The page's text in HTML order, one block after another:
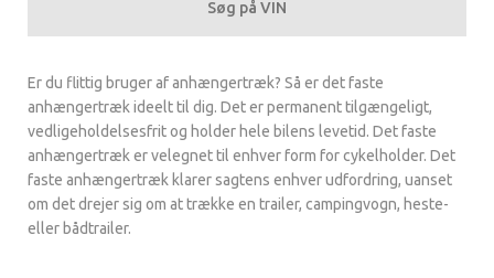
Søg på VIN
Er du flittig bruger af anhængertræk? Så er det faste
anhængertræk ideelt til dig. Det er permanent tilgængeligt,
vedligeholdelsesfrit og holder hele bilens levetid. Det faste
anhængertræk er velegnet til enhver form for cykelholder. Det
faste anhængertræk klarer sagtens enhver udfordring, uanset
om det drejer sig om at trække en trailer, campingvogn, heste-
eller bådtrailer.